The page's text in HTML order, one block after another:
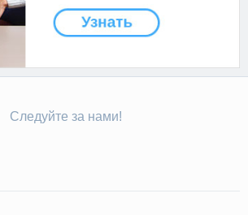
Следуйте за нами!